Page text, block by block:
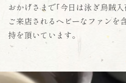
おかげさまで｢今日は泳ぎ烏賊
ご来店されるヘビーなファンを
持を頂いています。